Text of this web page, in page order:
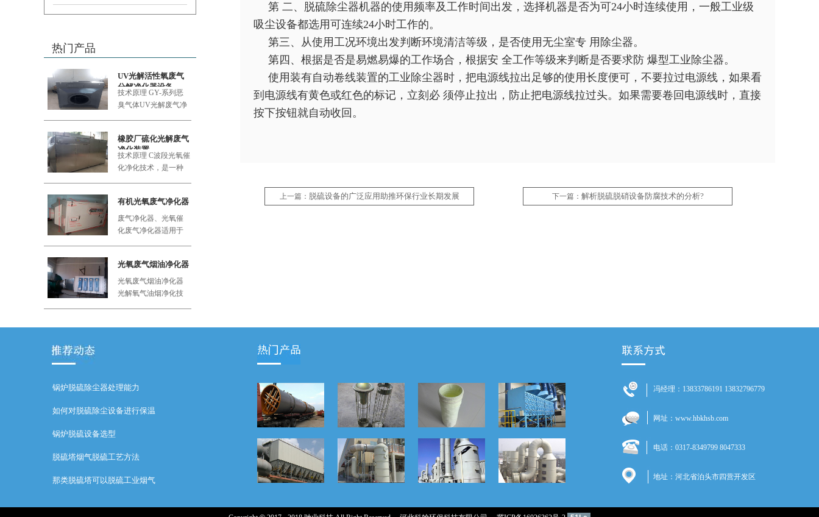
热门产品
UV光解活性氧废气
分解净化器设备
技术原理 GY-系列恶
臭气体UV光解废气净
橡胶厂硫化光解废气
净化装置
技术原理 C波段光氧催
化净化技术，是一种
有机光氧废气净化器
废气净化器、光氧催
化废气净化器适用于
光氧废气烟油净化器
光氧废气烟油净化器
光解氧气油烟净化技
第 二、脱硫除尘器机器的使用频率及工作时间出发，选择机器是否为可24小时连续使用，一般工业级
吸尘设备都选用可连续24小时工作的。
第三、从使用工况环境出发判断环境清洁等级，是否使用无尘室专 用除尘器。
第四、根据是否是易燃易爆的工作场合，根据安 全工作等级来判断是否要求防 爆型工业除尘器。
使用装有自动卷线装置的工业除尘器时，把电源线拉出足够的使用长度便可，不要拉过电源线，如果看
到电源线有黄色或红色的标记，立刻必 须停止拉出，防止把电源线拉过头。如果需要卷回电源线时，直接
按下按钮就自动收回。
上一篇： 脱硫设备的广泛应用助推环保行业长期发展 下一篇： 解析脱硫脱硝设备防腐技术的分析?
锅炉脱硫除尘器处理能力
如何对脱硫除尘设备进行保温
锅炉脱硫设备选型
脱硫塔烟气脱硫工艺方法
那类脱硫塔可以脱硫工业烟气
冯经理：13833786191 13832796779
网址：www.hbkhsb.com
电话：0317-8349799 8047333
地址：河北省泊头市四营开发区